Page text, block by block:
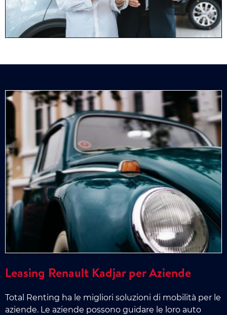
Leasing Renault Kadjar per Aziende
Total Renting ha le migliori soluzioni di mobilità per le
aziende. Le aziende possono guidare le loro auto